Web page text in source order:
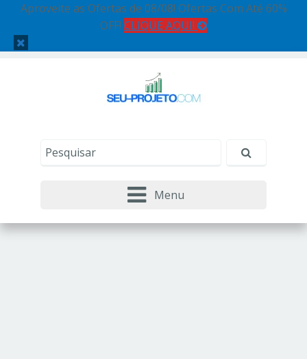
Aproveite as Ofertas de 08/08! Ofertas Com Até 60%
OFF! CLIQUE AQUI!
Menu